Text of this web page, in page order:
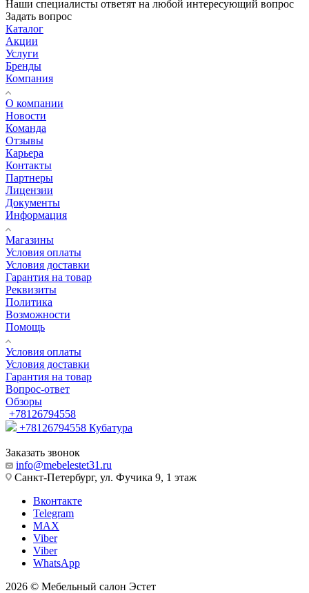
Наши специалисты ответят на любой интересующий вопрос
Задать вопрос
Каталог
Акции
Услуги
Бренды
Компания
О компании
Новости
Команда
Отзывы
Карьера
Контакты
Партнеры
Лицензии
Документы
Информация
Магазины
Условия оплаты
Условия доставки
Гарантия на товар
Реквизиты
Политика
Возможности
Помощь
Условия оплаты
Условия доставки
Гарантия на товар
Вопрос-ответ
Обзоры
+78126794558
+78126794558 Кубатура
Заказать звонок
info@mebelestet31.ru
Санкт-Петербург, ул. Фучика 9, 1 этаж
Вконтакте
Telegram
MAX
Viber
Viber
WhatsApp
2026 © Мебельный салон Эстет